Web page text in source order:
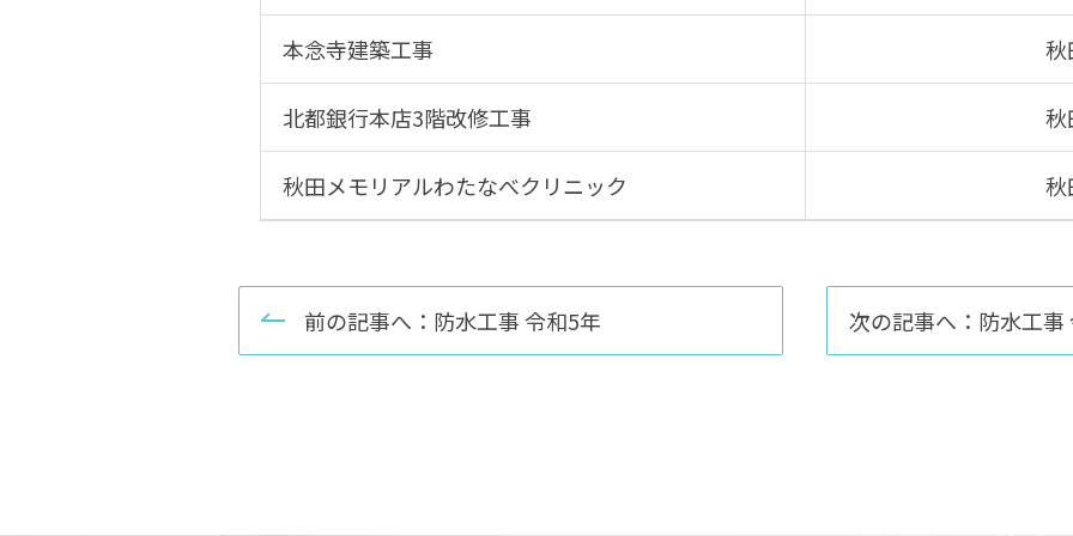
本念寺建築工事 秋
北都銀行本店3階改修工事 秋
秋田メモリアルわたなべクリニック 秋
前の記事へ：防水工事 令和5年 次の記事へ：防水工事